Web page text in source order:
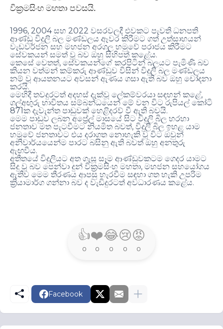
වික‍්‍රමසිංහ මහතා පවසයි.
1996, 2004සහ 2022 වසරවලදී එවකට පැවති ධනපති
ආණ්ඩු විදුලි බල මණ්ඩලය ඈවර කිරීමට ගත් උත්සාහයන්
වැඩවර්ජන සහ මහජන අරගල හමුවේ පරාජය කිරීමට
සේවකයන් සමත් වූ බව ඔහු සිහිපත් කළේය.
කෙසේ වෙතත්, සේවකයන්ගේ කරපිටින් බලයට පැමිණි බව
කියන වත්මන් කම්කරු ආණ්ඩුව විසින් විදුලි බල මණ්ඩලය
නම් වූ ආයතනයට අවසන් ඇණය ගසා ඇති බව ඔහු චෝදනා
කරයි.
මෙහිදී තවදුරටත් අදහස් දැක්වූ ලේකම්වරයා සඳහන් කළේ,
ගල්අඟුරු භාවිතය සම්බන්ධයෙන් මේ වන විට රුපියල් කෝටි
871ක දැවැන්ත පාඩුවක් හෙළිදරව් වී ඇති බවයි.
මෙම පාඩුව ලබන අප්‍රේල් මාසයේ සිට විදුලි බිල හරහා
ජනතාව මත පැටවීමට නියමිත බවත්, විදුලි බිල ඉහළ යාම
හමුවේ ජනතාවට එය දරාගත නොහැකි වූ විට ඔවුන්
අනිවාර්යයෙන්ම පාරට බසිනු ඇති බවත් ඔහු අනතුරු
ඇඟවීය.
අතීතයේ විදුලියට අත ගැසූ සෑම ආණ්ඩුවකටම ගෙදර යාමට
සිදු වූ බව පෙන්වා දුන් වික‍්‍රමසිංහ මහතා, මහජන සහයෝගය
ඇතිව මෙම තීරණය ආපසු හැරවීම සඳහා ගත හැකි උපරිම
ක්‍රියාමාර්ග ගන්නා බව ද වැඩිදුරටත් අවධාරණය කළේය.
👍
0
❤️
0
😂
0
😢
0
😡
0
Facebook